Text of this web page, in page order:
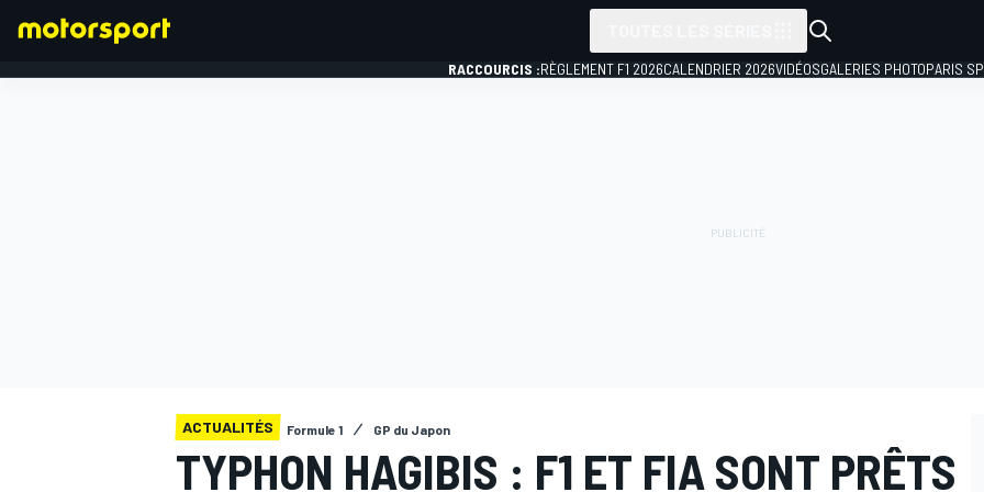
RACCOURCIS :RÈGLEMENT F1 2026CALENDRIER 2026VIDÉOSGALERIES PHOTOPARIS
ACTUALITÉS Formule 1 GP du Japon
TYPHON HAGIBIS : F1 ET FIA SONT PRÊTS